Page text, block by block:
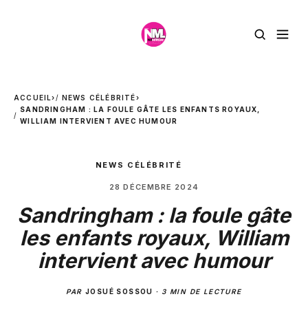
ACCUEIL› NEWS CÉLÉBRITÉ›
SANDRINGHAM : LA FOULE GÂTE LES ENFANTS ROYAUX,
WILLIAM INTERVIENT AVEC HUMOUR
NEWS CÉLÉBRITÉ
28 DÉCEMBRE 2024
Sandringham : la foule gâte
les enfants royaux, William
intervient avec humour
PARJOSUÉ SOSSOU · 3 MIN DE LECTURE